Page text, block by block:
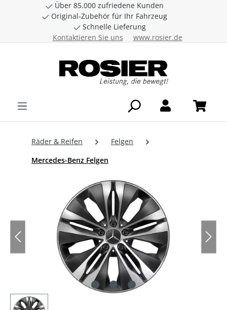
Zum Hauptinhalt springen
Über 85.000 zufriedene Kunden
Original-Zubehör für Ihr Fahrzeug
Schnelle Lieferung
Kontaktieren Sie uns
www.rosier.de
Räder & Reifen
Felgen
Mercedes-Benz Felgen
Bildergalerie überspringen